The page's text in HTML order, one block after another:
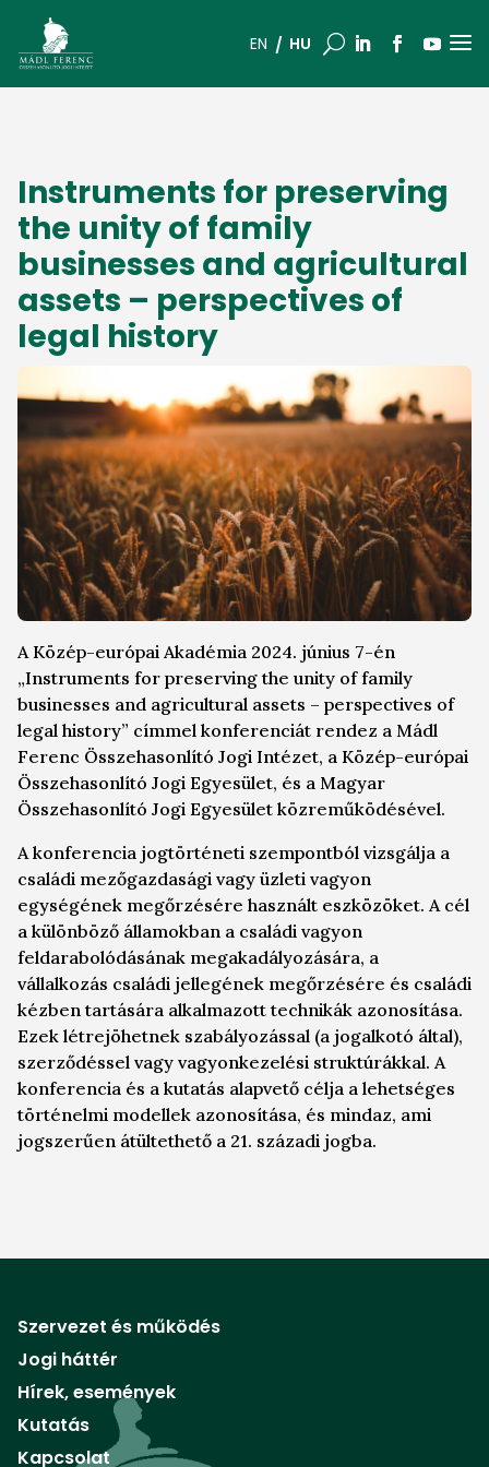
EN HU U a
Instruments for preserving
the unity of family
businesses and agricultural
assets – perspectives of
legal history
A Közép-európai Akadémia 2024. június 7-én
„Instruments for preserving the unity of family
businesses and agricultural assets – perspectives of
legal history” címmel konferenciát rendez a Mádl
Ferenc Összehasonlító Jogi Intézet, a Közép-európai
Összehasonlító Jogi Egyesület, és a Magyar
Összehasonlító Jogi Egyesület közreműködésével.
A konferencia jogtörténeti szempontból vizsgálja a
családi mezőgazdasági vagy üzleti vagyon
egységének megőrzésére használt eszközöket. A cél
a különböző államokban a családi vagyon
feldarabolódásának megakadályozására, a
vállalkozás családi jellegének megőrzésére és családi
kézben tartására alkalmazott technikák azonosítása.
Ezek létrejöhetnek szabályozással (a jogalkotó által),
szerződéssel vagy vagyonkezelési struktúrákkal. A
konferencia és a kutatás alapvető célja a lehetséges
történelmi modellek azonosítása, és mindaz, ami
jogszerűen átültethető a 21. századi jogba.
Szervezet és működés
Jogi háttér
Hírek, események
Kutatás
Kapcsolat